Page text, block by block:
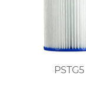
PSTG5